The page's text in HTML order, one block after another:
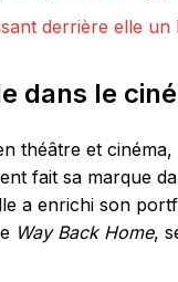
derrière elle
dans le
théâtre et
fait sa marque
a enrichi son
Way Back Home,